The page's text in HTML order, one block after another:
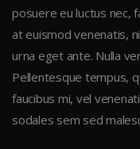
posuere eu luctus nec,
at euismod venenatis,
urna eget ante. Nulla
Pellentesque tempus,
faucibus mi, vel
sodales sem sed